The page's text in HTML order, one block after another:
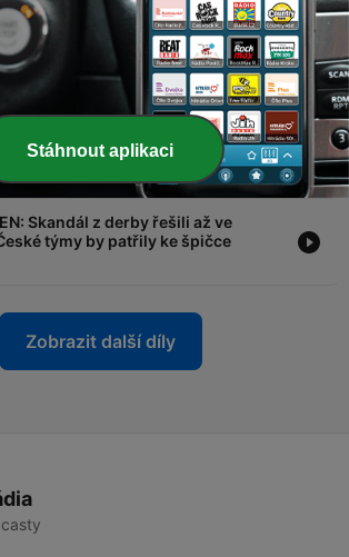
JE TU! Sparta má tým na 3. místo?
fotbalu je ostuda! w/
V REPRE KVŮLI VZTAHŮM?
ještě překvapit? Slavia v napětí! w/
Skandál z derby řešili až ve
týmy by patřily ke špičce
Zobrazit další díly
Stáhnout aplikaci